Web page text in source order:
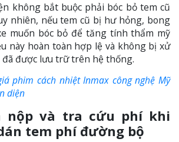
không bắt buộc phải bóc bỏ tem cũ
nhiên, nếu tem cũ bị hư hỏng, bong
muốn bóc bỏ để tăng tính thẩm mỹ
này hoàn toàn hợp lệ và không bị xử
đã được lưu trữ trên hệ thống.
phim cách nhiệt Inmax công nghệ Mỹ
diện
nộp và tra cứu phí khi
tem phí đường bộ